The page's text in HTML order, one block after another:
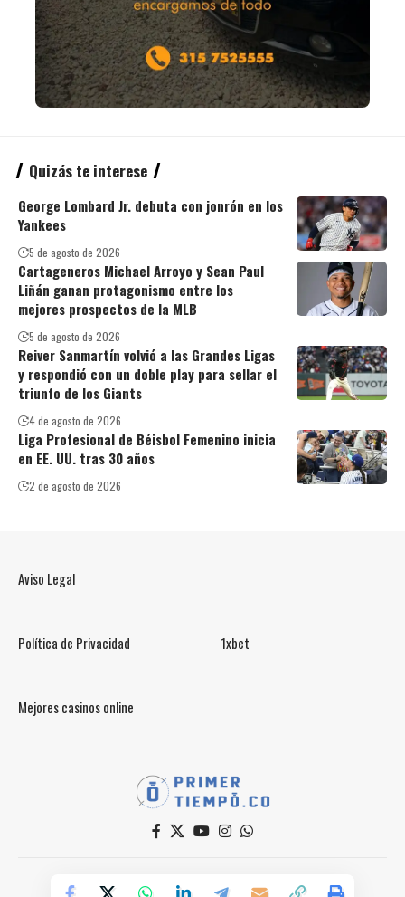
Quizás te interese
George Lombard Jr. debuta con jonrón en los
Yankees
5 de agosto de 2026
Cartageneros Michael Arroyo y Sean Paul
Liñán ganan protagonismo entre los
mejores prospectos de la MLB
5 de agosto de 2026
Reiver Sanmartín volvió a las Grandes Ligas
y respondió con un doble play para sellar el
triunfo de los Giants
4 de agosto de 2026
Liga Profesional de Béisbol Femenino inicia
en EE. UU. tras 30 años
2 de agosto de 2026
Aviso Legal
Política de Privacidad 1xbet
Mejores casinos online